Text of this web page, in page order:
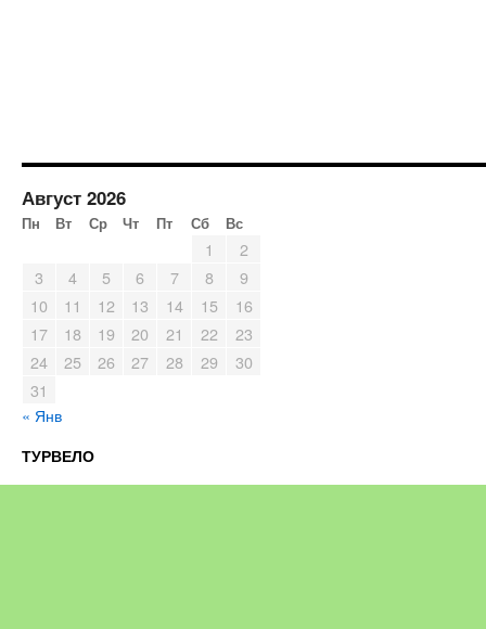
Август 2026
Пн Вт Ср Чт Пт Сб Вс
« Янв
1
2
3
4 5 6 7 8
9
10
11 12 13 14 15
16
17
18 19 20 21 22
23
24
25 26 27 28 29
30
31
ТУРВЕЛО